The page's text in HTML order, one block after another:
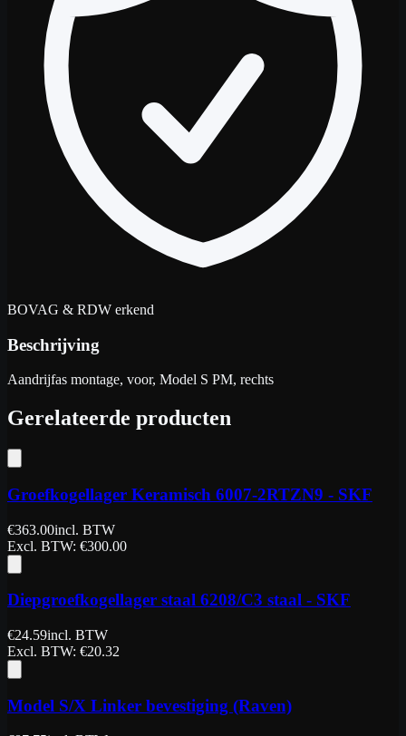
BOVAG & RDW erkend
Beschrijving
Aandrijfas montage, voor, Model S PM, rechts
Gerelateerde producten
Groefkogellager Keramisch 6007-2RTZN9 - SKF
€363.00incl. BTW
Excl. BTW: €300.00
Diepgroefkogellager staal 6208/C3 staal - SKF
€24.59incl. BTW
Excl. BTW: €20.32
Model S/X Linker bevestiging (Raven)